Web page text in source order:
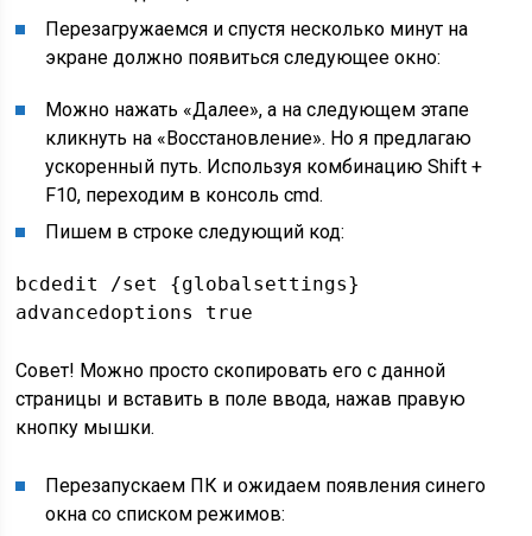
Перезагружаемся и спустя несколько минут на
экране должно появиться следующее окно:
Можно нажать «Далее», а на следующем этапе
кликнуть на «Восстановление». Но я предлагаю
ускоренный путь. Используя комбинацию Shift +
F10, переходим в консоль cmd.
Пишем в строке следующий код:
bcdedit /set {globalsettings}
advancedoptions true
Совет! Можно просто скопировать его с данной
страницы и вставить в поле ввода, нажав правую
кнопку мышки.
Перезапускаем ПК и ожидаем появления синего
окна со списком режимов: